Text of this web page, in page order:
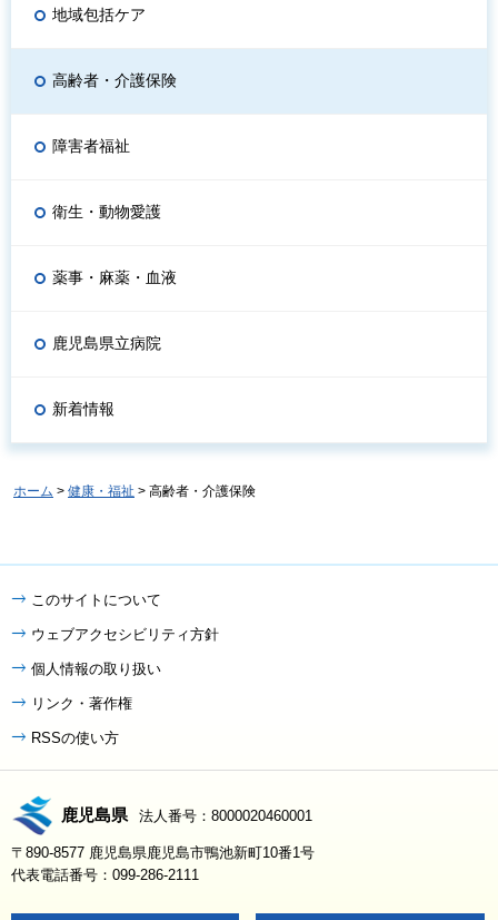
地域包括ケア
高齢者・介護保険
障害者福祉
衛生・動物愛護
薬事・麻薬・血液
鹿児島県立病院
新着情報
ホーム > 健康・福祉 > 高齢者・介護保険
このサイトについて
ウェブアクセシビリティ方針
個人情報の取り扱い
リンク・著作権
RSSの使い方
鹿児島県 法人番号：8000020460001
〒890-8577 鹿児島県鹿児島市鴨池新町10番1号
代表電話番号：099-286-2111